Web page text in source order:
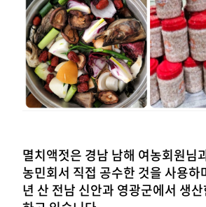
멸치액젓은 경남 남해 여농회원님
농민회서 직접 공수한 것을 사용
년 산 전남 신안과 영광군에서 생